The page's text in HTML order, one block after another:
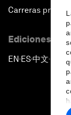
Carreras
Ediciones en
EN ▪ES▪中文▪ 日本